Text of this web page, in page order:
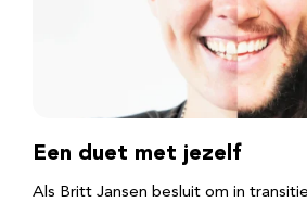
Een duet met jezelf
Als Britt Jansen besluit om in